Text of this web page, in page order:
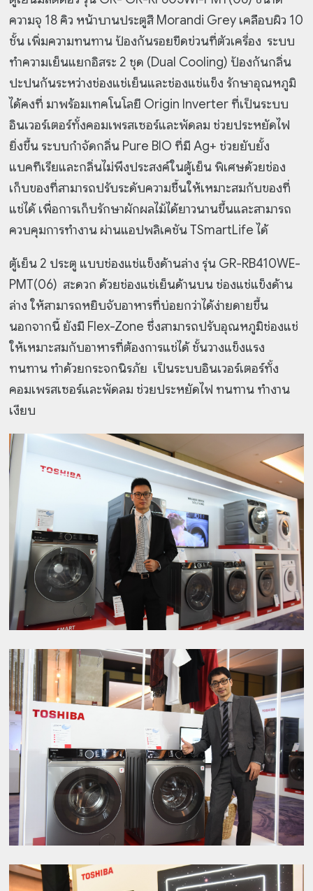
ความจุ 18 คิว หน้าบานประตูสี Morandi Grey เคลือบผิว 10
ชั้น เพิ่มความทนทาน ป้องกันรอยขีดข่วนที่ตัวเครื่อง ระบบ
ทำความเย็นแยกอิสระ 2 ชุด (Dual Cooling) ป้องกันกลิ่น
ปะปนกันระหว่างช่องแช่เย็นและช่องแช่แข็ง รักษาอุณหภูมิ
ได้คงที่ มาพร้อมเทคโนโลยี Origin Inverter ที่เป็นระบบ
อินเวอร์เตอร์ทั้งคอมเพรสเซอร์และพัดลม ช่วยประหยัดไฟ
ยิ่งขึ้น ระบบกำจัดกลิ่น Pure BIO ที่มี Ag+ ช่วยยับยั้ง
แบคทีเรียและกลิ่นไม่พึงประสงค์ในตู้เย็น พิเศษด้วยช่อง
เก็บของที่สามารถปรับระดับความชื้นให้เหมาะสมกับของที่
แช่ได้ เพื่อการเก็บรักษาผักผลไม้ได้ยาวนานขึ้นและสามารถ
ควบคุมการทำงาน ผ่านแอปพลิเคชัน TSmartLife ได้
ตู้เย็น 2 ประตู แบบช่องแช่แข็งด้านล่าง รุ่น GR-RB410WE-
PMT(06) สะดวก ด้วยช่องแช่เย็นด้านบน ช่องแช่แข็งด้าน
ล่าง ให้สามารถหยิบจับอาหารที่บ่อยกว่าได้ง่ายดายขึ้น
นอกจากนี้ ยังมี Flex-Zone ซึ่งสามารถปรับอุณหภูมิช่องแช่
ให้เหมาะสมกับอาหารที่ต้องการแช่ได้ ชั้นวางแข็งแรง
ทนทาน ทำด้วยกระจกนิรภัย เป็นระบบอินเวอร์เตอร์ทั้ง
คอมเพรสเซอร์และพัดลม ช่วยประหยัดไฟ ทนทาน ทำงาน
เงียบ